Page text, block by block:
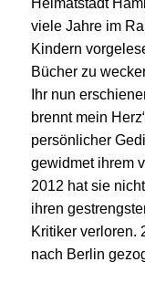
viele Jahre im
Kindern
Bücher zu
Ihr nun
brennt mein
persönlicher
gewidmet ihrem
2012 hat sie
ihren
Kritiker verloren.
nach Berlin